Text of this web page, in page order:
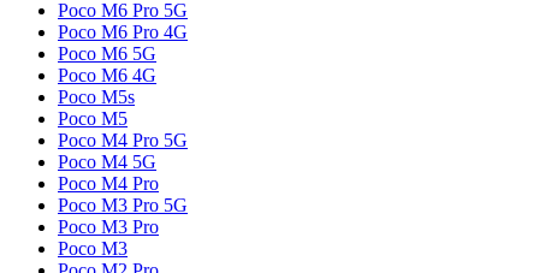
Poco M6 Pro 5G
Poco M6 Pro 4G
Poco M6 5G
Poco M6 4G
Poco M5s
Poco M5
Poco M4 Pro 5G
Poco M4 5G
Poco M4 Pro
Poco M3 Pro 5G
Poco M3 Pro
Poco M3